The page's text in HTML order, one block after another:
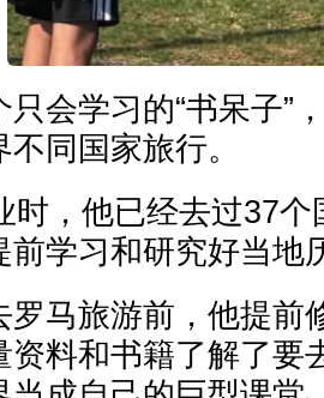
会学习的“书呆子”
同国家旅行。
时，他已经去过37
前学习和研究好当地
罗马旅游前，他提前
资料和书籍了解了要